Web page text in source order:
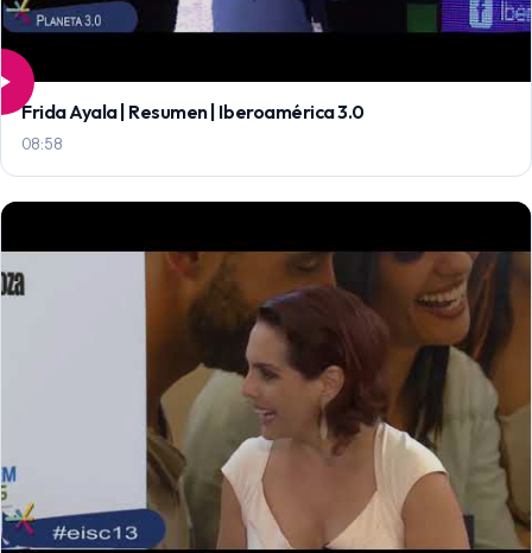
Frida Ayala | Resumen | Iberoamérica 3.0
08:58